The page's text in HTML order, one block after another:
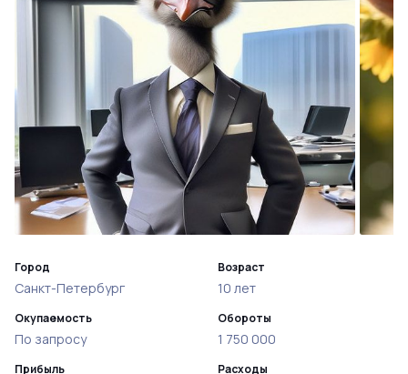
Город
Санкт-Петербург
Окупаемость
По запросу
Прибыль
Возраст
10 лет
Обороты
1 750 000
Расходы